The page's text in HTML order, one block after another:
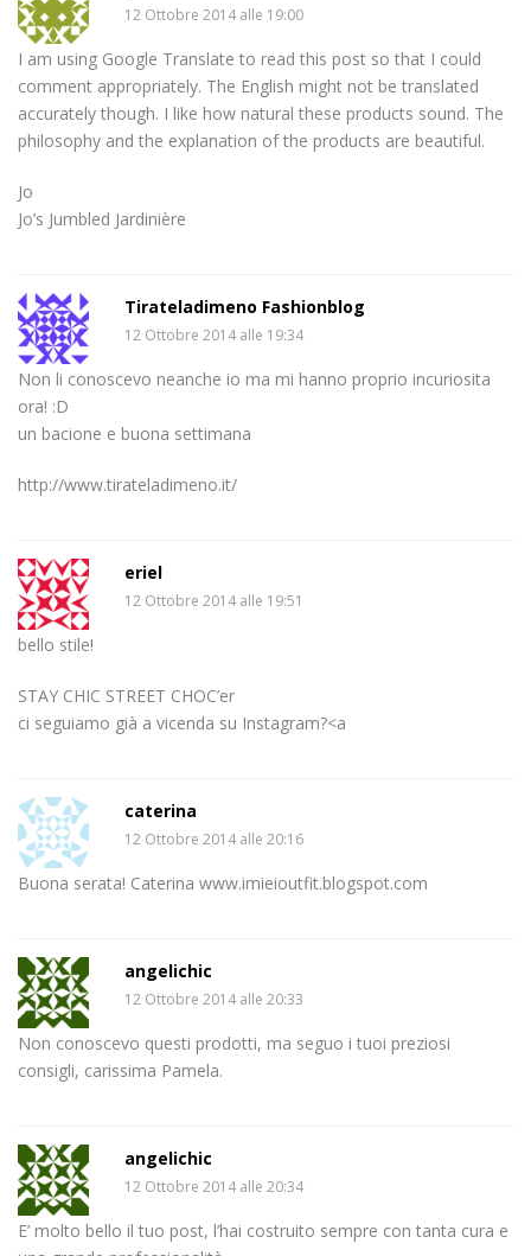
12 Ottobre 2014 alle 19:00
I am using Google Translate to read this post so that I could
comment appropriately. The English might not be translated
accurately though. I like how natural these products sound. The
philosophy and the explanation of the products are beautiful.
Jo
Jo’s Jumbled Jardinière
Tirateladimeno Fashionblog
12 Ottobre 2014 alle 19:34
Non li conoscevo neanche io ma mi hanno proprio incuriosita
ora! :D
un bacione e buona settimana
http://www.tirateladimeno.it/
eriel
12 Ottobre 2014 alle 19:51
bello stile!
STAY CHIC STREET CHOC’er
ci seguiamo già a vicenda su Instagram?<a
caterina
12 Ottobre 2014 alle 20:16
Buona serata! Caterina www.imieioutfit.blogspot.com
angelichic
12 Ottobre 2014 alle 20:33
Non conoscevo questi prodotti, ma seguo i tuoi preziosi
consigli, carissima Pamela.
angelichic
12 Ottobre 2014 alle 20:34
E’ molto bello il tuo post, l’hai costruito sempre con tanta cura e